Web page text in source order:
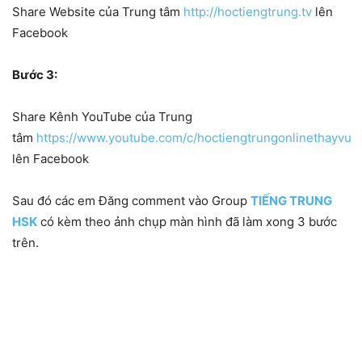
Share Website của Trung tâm http://hoctiengtrung.tv lên
Facebook
Bước 3:
Share Kênh YouTube của Trung
tâm https://www.youtube.com/c/hoctiengtrungonlinethayvu
lên Facebook
Sau đó các em Đăng comment vào Group TIẾNG TRUNG
HSK có kèm theo ảnh chụp màn hình đã làm xong 3 bước
trên.